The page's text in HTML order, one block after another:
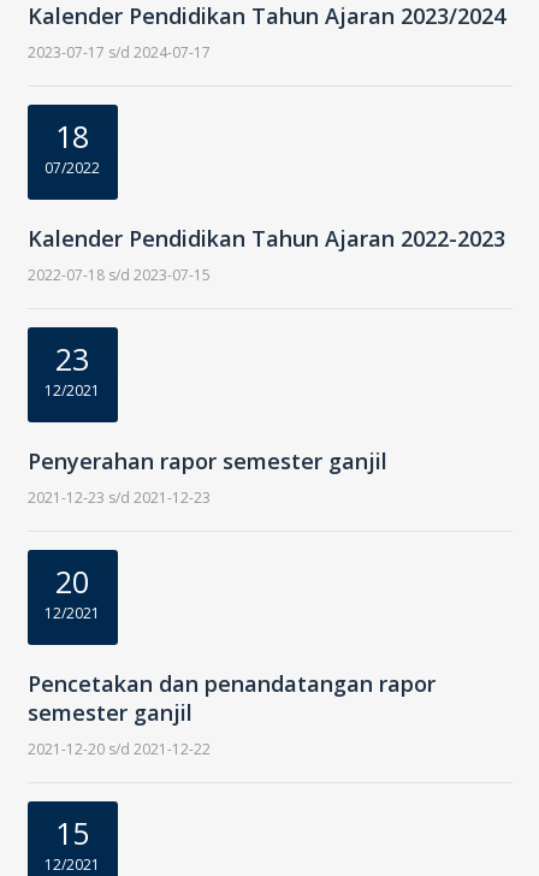
Kalender Pendidikan Tahun Ajaran 2023/2024
2023-07-17 s/d 2024-07-17
18
07/2022
Kalender Pendidikan Tahun Ajaran 2022-2023
2022-07-18 s/d 2023-07-15
23
12/2021
Penyerahan rapor semester ganjil
2021-12-23 s/d 2021-12-23
20
12/2021
Pencetakan dan penandatangan rapor
semester ganjil
2021-12-20 s/d 2021-12-22
15
12/2021